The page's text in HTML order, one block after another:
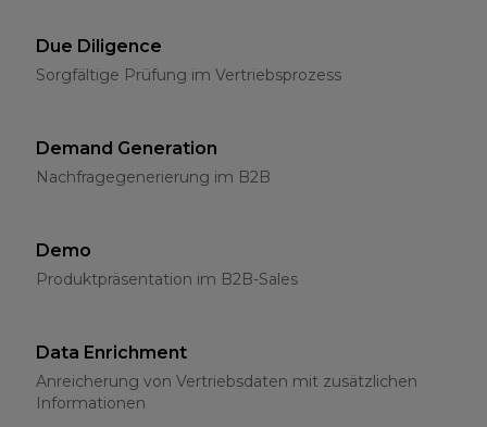
Due Diligence
Sorgfältige Prüfung im Vertriebsprozess
Demand Generation
Nachfragegenerierung im B2B
Demo
Produktpräsentation im B2B-Sales
Data Enrichment
Anreicherung von Vertriebsdaten mit zusätzlichen
Informationen